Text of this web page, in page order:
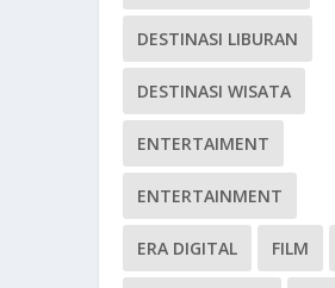
DESTINASI LIBURAN
DESTINASI WISATA
ENTERTAIMENT
ENTERTAINMENT
ERA DIGITAL FILM